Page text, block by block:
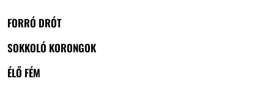
FORRÓ DRÓT
SOKKOLÓ KORONGOK
ÉLŐ FÉM